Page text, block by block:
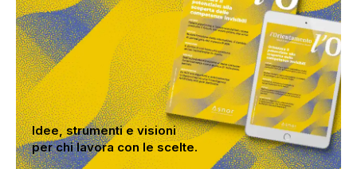
Idee, strumenti e visioni
per chi lavora con le scelte.